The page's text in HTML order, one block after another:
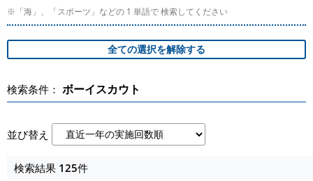
※「海」、「スポーツ」などの 1 単語で 検索してください
検索条件： ボーイスカウト
並び替え
検索結果 125件